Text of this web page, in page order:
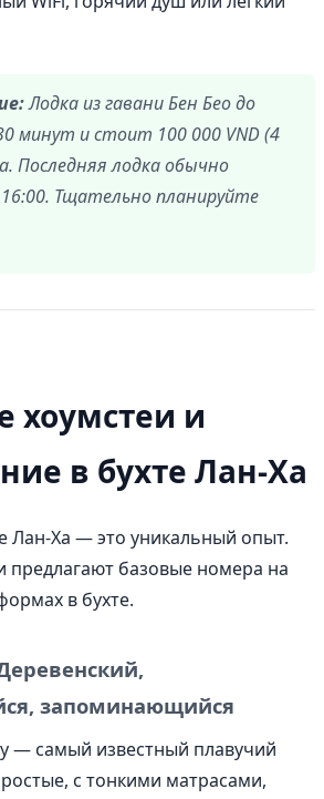
Лодка из гавани Бен Бео до
минут и стоит 100 000 VND (4
Последняя лодка обычно
Тщательно планируйте
хоумстеи и
в бухте Лан-Ха
Лан-Ха — это уникальный опыт.
предлагают базовые номера на
в бухте.
запоминающийся
— самый известный плавучий
с тонкими матрасами,